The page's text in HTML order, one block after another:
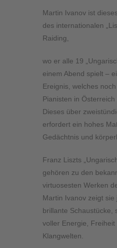
Martin Ivanov ist
des internationalen
Raiding,
wo er alle 19
einem Abend spielt –
Ereignis, welches
Pianisten in Österreich
Dieses über
erfordert ein hohes
Gedächtnis und
Franz Liszts
gehören zu den
virtuosesten Werken
Martin Ivanov zeigt
brillante Schaustücke,
voller Energie,
Klangwelten.